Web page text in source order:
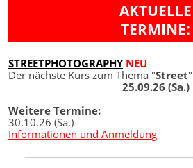
AKTUELLE
TERMINE:
STREETPHOTOGRAPHY NEU
Der nächste Kurs zum Thema "Street
25.09.26 (Sa.)
Weitere Termine:
30.10.26 (Sa.)
Informationen und Anmeldung